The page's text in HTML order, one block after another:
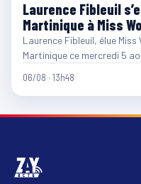
Laurence Fibleuil
Martinique à Miss
Laurence Fibleuil, élue
Martinique ce mercredi 5
06/08 · 13h48